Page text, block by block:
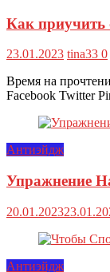
Как приучить
23.01.2023 tina33 0
Время на
Facebook Twitter
Антиэйдж
Упражнение
20.01.2023
Антиэйдж